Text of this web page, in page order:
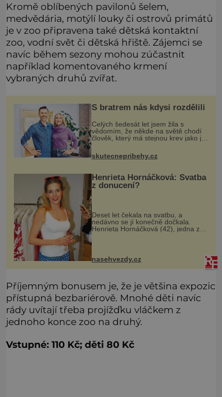
Kromě oblíbených pavilonů šelem,
medvědária, motýlí louky či ostrovů primátů
je v zoo připravena také dětská kontaktní
zoo, vodní svět či dětská hřiště. Zájemci se
navíc během sezony mohou zúčastnit
například komentovaného krmení
vybraných druhů zvířat.
S bratrem nás kdysi rozdělili
Celých šedesát let jsem žila s
vědomím, že někde na světě chodí
člověk, který má stejnou krev jako já.
Jen jsem si už nedovedla vybavit
jeho tvář. Byli jsme ještě malí, když
jsme s mým o šest let mlad
skutecnepribehy.cz
Henrieta Hornáčková: Svatba
z donucení?
Deset let čekala na svatbu, a
nedávno se jí konečně dočkala.
Henrieta Hornáčková (42), jedna z
hvězd seriálu Ulice, je vdanou paní.
Její slavný den má podle mnohých
nasehvezdy.cz
Příjemným bonusem je, že je většina expozic
přístupná bezbariérově. Mnohé děti navíc
rády uvítají třeba projížďku vláčkem z
jednoho konce zoo na druhý.
Vstupné: 110 Kč; děti 80 Kč